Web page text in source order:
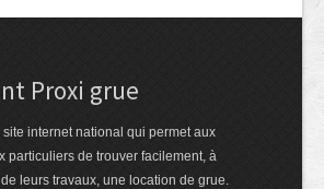
Proxi grue
site internet national qui permet aux
particuliers de trouver facilement, à
leurs travaux, une location de grue.